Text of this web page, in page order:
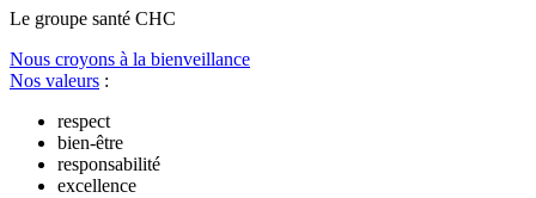
Le groupe santé CHC
Nous croyons à la bienveillance
Nos valeurs :
respect
bien-être
responsabilité
excellence